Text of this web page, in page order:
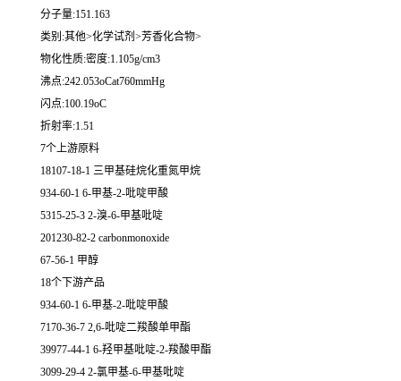
分子量:151.163
类别:其他>化学试剂>芳香化合物>
物化性质:密度:1.105g/cm3
沸点:242.053oCat760mmHg
闪点:100.19oC
折射率:1.51
7个上游原料
18107-18-1 三甲基硅烷化重氮甲烷
934-60-1 6-甲基-2-吡啶甲酸
5315-25-3 2-溴-6-甲基吡啶
201230-82-2 carbonmonoxide
67-56-1 甲醇
18个下游产品
934-60-1 6-甲基-2-吡啶甲酸
7170-36-7 2,6-吡啶二羧酸单甲酯
39977-44-1 6-羟甲基吡啶-2-羧酸甲酯
3099-29-4 2-氯甲基-6-甲基吡啶